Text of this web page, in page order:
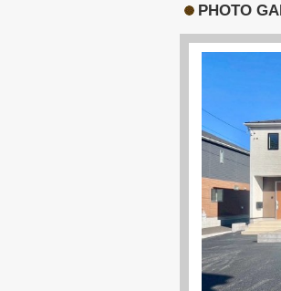
PHOTO